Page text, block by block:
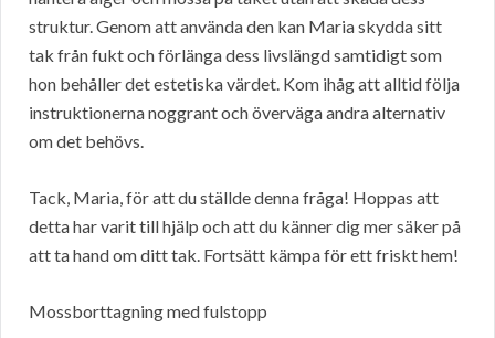
struktur. Genom att använda den kan Maria skydda sitt
tak från fukt och förlänga dess livslängd samtidigt som
hon behåller det estetiska värdet. Kom ihåg att alltid följa
instruktionerna noggrant och överväga andra alternativ
om det behövs.
Tack, Maria, för att du ställde denna fråga! Hoppas att
detta har varit till hjälp och att du känner dig mer säker på
att ta hand om ditt tak. Fortsätt kämpa för ett friskt hem!
Mossborttagning med fulstopp